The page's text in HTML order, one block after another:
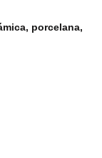
porcelana,